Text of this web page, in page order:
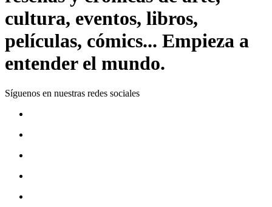
cultura, eventos, libros,
películas, cómics... Empieza a
entender el mundo.
Síguenos en nuestras redes sociales